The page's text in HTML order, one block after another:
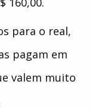
para o real,
pagam em
valem muito